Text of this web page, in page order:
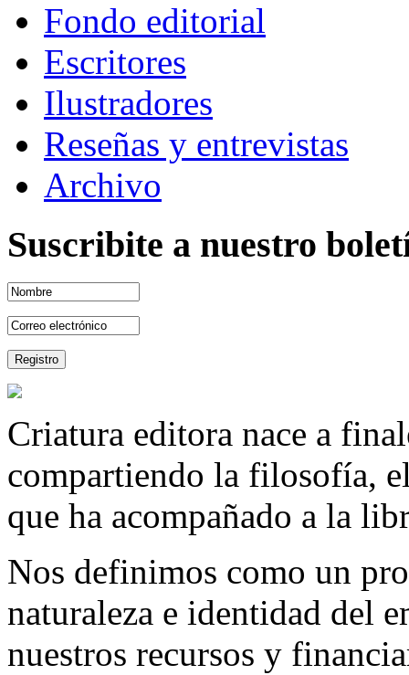
Fondo editorial
Escritores
Ilustradores
Reseñas y entrevistas
Archivo
Suscribite a nuestro
Criatura editora nace a
compartiendo la filosofía,
que ha acompañado a la
Nos definimos como un
naturaleza e identidad del
nuestros recursos y